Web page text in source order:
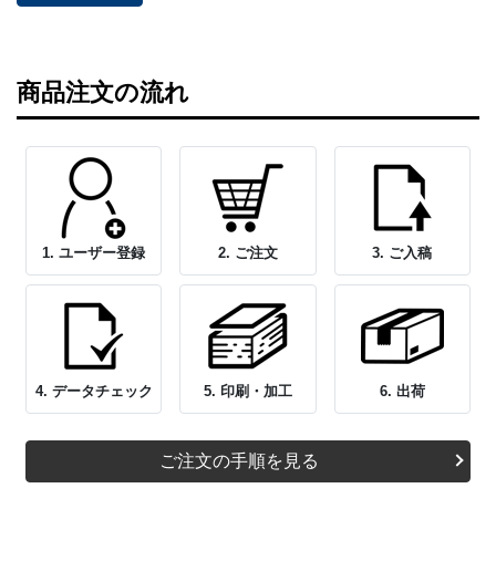
商品注文の流れ
1. ユーザー登録 2. ご注文 3. ご入稿
4. データチェック 5. 印刷・加工 6. 出荷
ご注文の手順を見る